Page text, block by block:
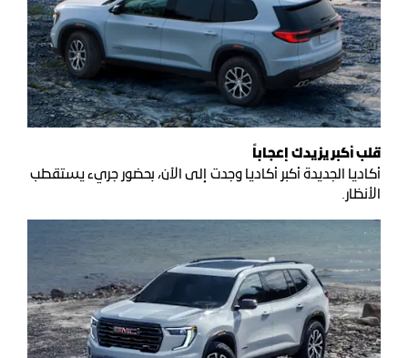
قلب أكبر يزيدك إعجاباً
أكاديا الجديدة أكبر أكاديا وجدت إلى الآن، بحضور جريء يستقطب
الأنظار.